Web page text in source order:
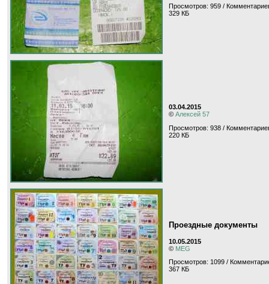
Просмотров: 959 /
329 КБ
03.04.2015
© Алексей 57
Просмотров: 938 /
220 КБ
Проездные документы
10.05.2015
© MEG
Просмотров: 1099 /
367 КБ